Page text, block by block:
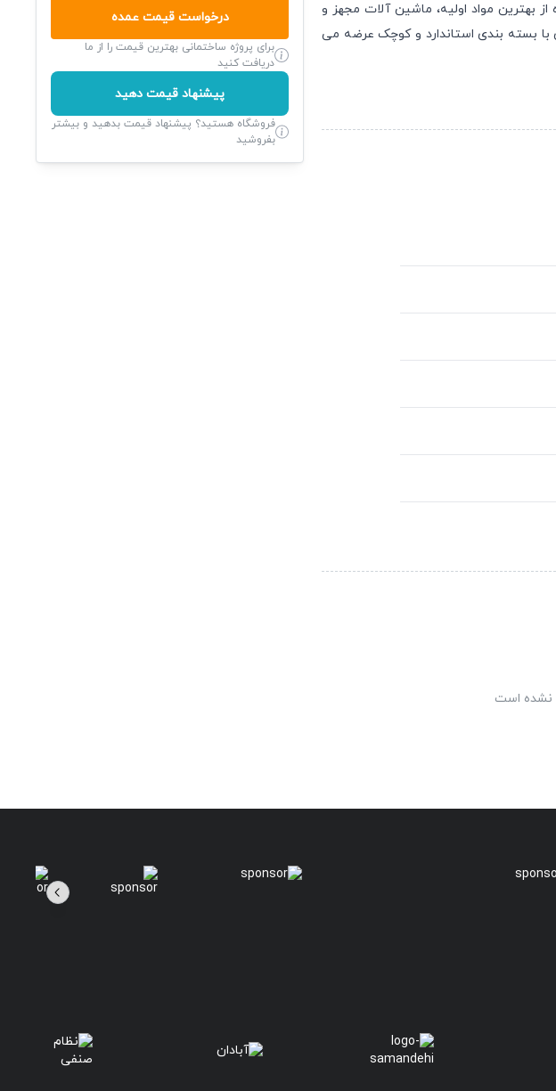
بهترین مواد اولیه، ماشین آلات مجهز و
با بسته بندی استاندارد و کوچک عرضه می
نشده است
درخواست قیمت عمده
برای پروژه ساختمانی بهترین قیمت را از ما
دریافت کنید
پیشنهاد قیمت دهید
فروشگاه هستید؟ پیشنهاد قیمت بدهید و بیشتر
بفروشید